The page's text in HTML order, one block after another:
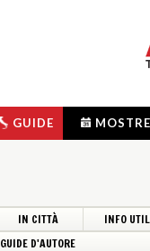
GUIDE MOSTRE
IN CITTÀ
INFO
GUIDE D'AUTORE